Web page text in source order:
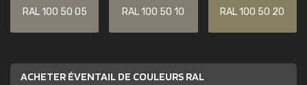
RAL 100 50 05 RAL 100 50 10 RAL 100 50 20
ACHETER ÉVENTAIL DE COULEURS RAL